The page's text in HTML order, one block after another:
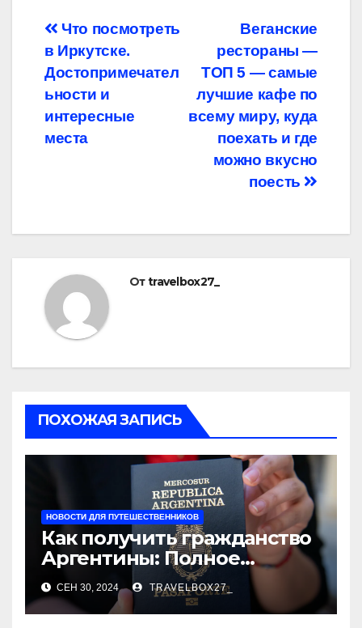
Навигация
по
записям
Веганские
рестораны —
ТОП 5 — самые
лучшие кафе по
всему миру, куда
поехать и где
можно вкусно
поесть
Что посмотреть
в Иркутске.
Достопримечател
ьности и
интересные
места
Отtravelbox27_
ПОХОЖАЯ ЗАПИСЬ
НОВОСТИ ДЛЯ ПУТЕШЕСТВЕННИКОВ
Как получить гражданство
Аргентины: Полное
руководство
СЕН 30, 2024 TRAVELBOX27_